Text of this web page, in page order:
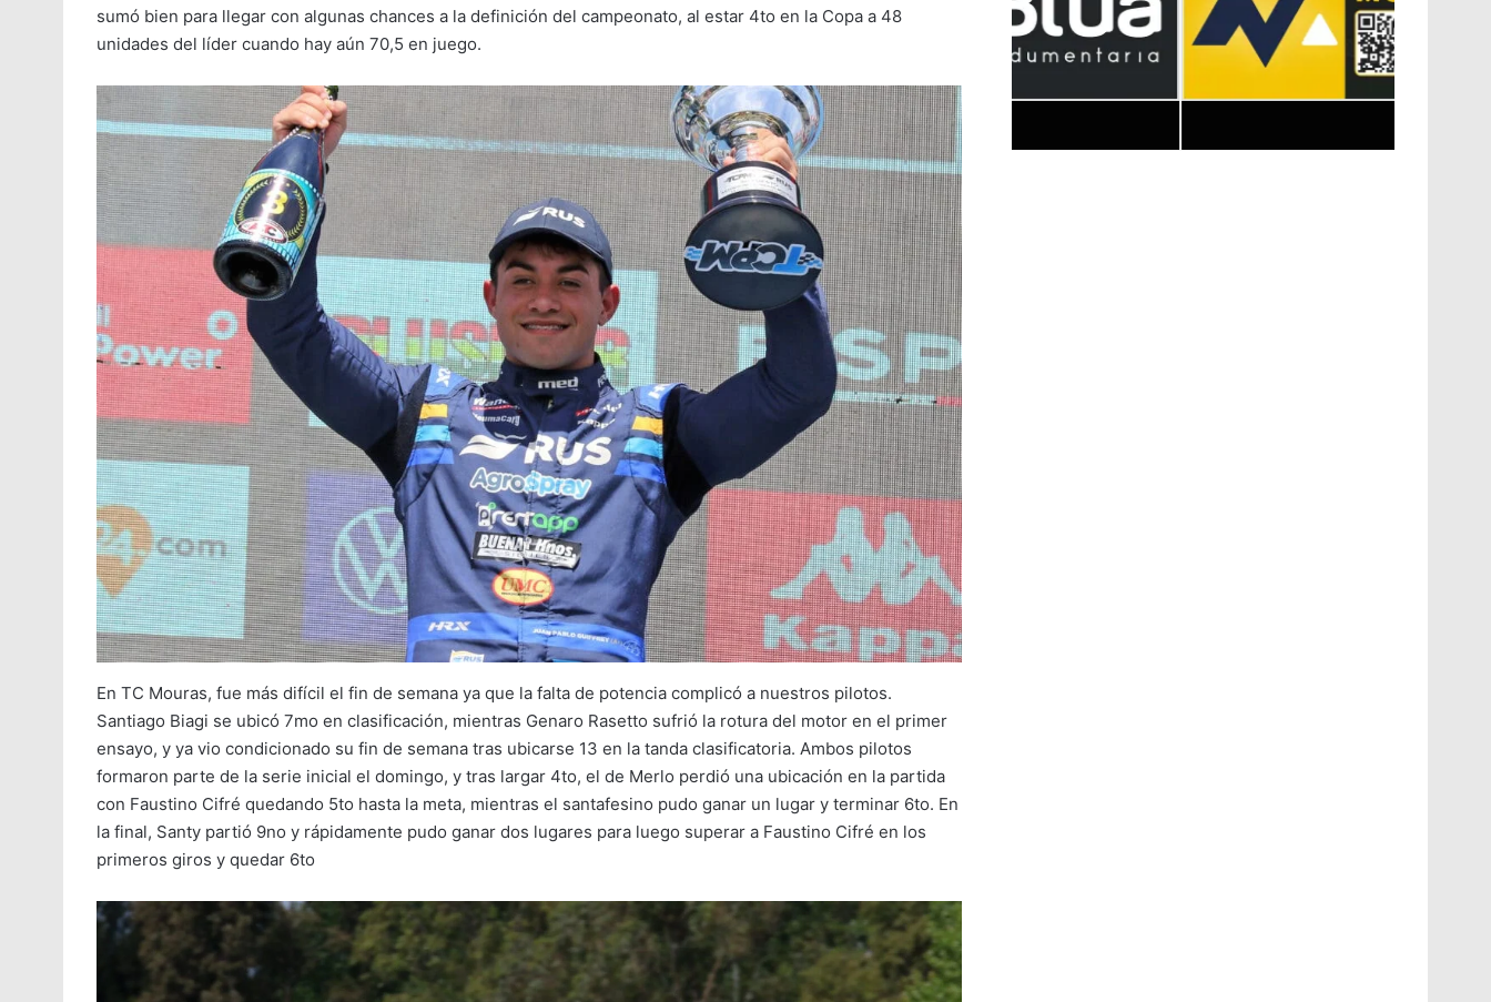
sumó bien para llegar con algunas chances a la definición del campeonato, al estar 4to en la Copa a 48
unidades del líder cuando hay aún 70,5 en juego.
En TC Mouras, fue más difícil el fin de semana ya que la falta de potencia complicó a nuestros pilotos.
Santiago Biagi se ubicó 7mo en clasificación, mientras Genaro Rasetto sufrió la rotura del motor en el primer
ensayo, y ya vio condicionado su fin de semana tras ubicarse 13 en la tanda clasificatoria. Ambos pilotos
formaron parte de la serie inicial el domingo, y tras largar 4to, el de Merlo perdió una ubicación en la partida
con Faustino Cifré quedando 5to hasta la meta, mientras el santafesino pudo ganar un lugar y terminar 6to. En
la final, Santy partió 9no y rápidamente pudo ganar dos lugares para luego superar a Faustino Cifré en los
primeros giros y quedar 6to